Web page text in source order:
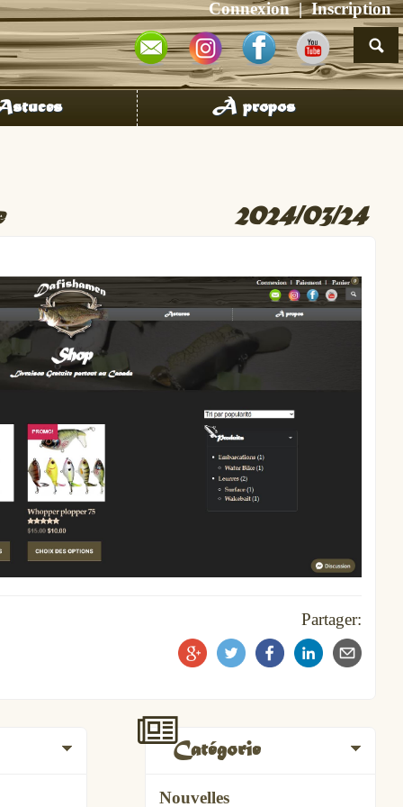
Connexion Inscription
À propos
2024/03/24
Partager:
Catégorie
Nouvelles